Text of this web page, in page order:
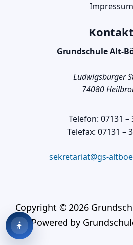
Impressum
Kontakt
Grundschule Alt-
Ludwigsburger
74080
Telefon: 07131 –
Telefax: 07131 –
sekretariat@gs-
Copyright © 2026
| Powered by
Barrierefreiheit
öffnen